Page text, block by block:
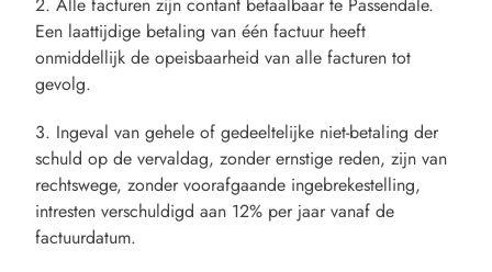
Een laattijdige betaling van één factuur heeft
onmiddellijk de opeisbaarheid van alle facturen tot
gevolg.
3. Ingeval van gehele of gedeeltelijke niet-betaling der
schuld op de vervaldag, zonder ernstige reden, zijn van
rechtswege, zonder voorafgaande ingebrekestelling,
intresten verschuldigd aan 12% per jaar vanaf de
factuurdatum.